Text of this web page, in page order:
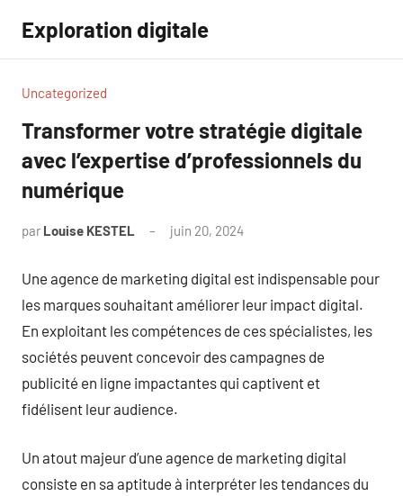
contenu
Exploration digitale
Uncategorized
Transformer votre stratégie digitale
avec l’expertise d’professionnels du
numérique
par Louise KESTEL juin 20, 2024
Une agence de marketing digital est indispensable pour
les marques souhaitant améliorer leur impact digital.
En exploitant les compétences de ces spécialistes, les
sociétés peuvent concevoir des campagnes de
publicité en ligne impactantes qui captivent et
fidélisent leur audience.
Un atout majeur d’une agence de marketing digital
consiste en sa aptitude à interpréter les tendances du